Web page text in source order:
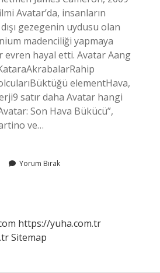
Avatar’da, insanların
gezegenin uydusu olan
madenciliği yapmaya
evren hayal etti. Avatar Aang
elementHava,
satır daha Avatar hangi
Son Hava Bükücü”,
ve…
Yorum Bırak
https://yuha.com.tr
Sitemap